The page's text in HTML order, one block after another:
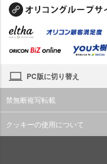
PC版に切り替え
禁無断複写転載
クッキーの使用について